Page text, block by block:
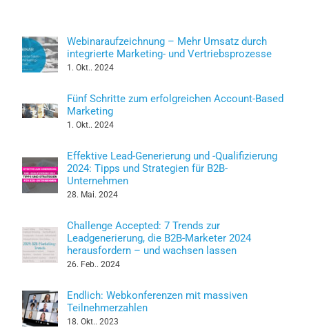
Webinaraufzeichnung – Mehr Umsatz durch
integrierte Marketing- und Vertriebsprozesse
1. Okt.. 2024
Fünf Schritte zum erfolgreichen Account-Based
Marketing
1. Okt.. 2024
Effektive Lead-Generierung und -Qualifizierung
2024: Tipps und Strategien für B2B-
Unternehmen
28. Mai. 2024
Challenge Accepted: 7 Trends zur
Leadgenerierung, die B2B-Marketer 2024
herausfordern – und wachsen lassen
26. Feb.. 2024
Endlich: Webkonferenzen mit massiven
Teilnehmerzahlen
18. Okt.. 2023